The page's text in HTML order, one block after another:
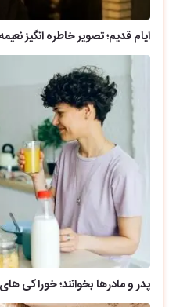
ایام قدیم؛ تصویر خاطره انگیز
پدر و مادرها بخوانند؛ خوراکی